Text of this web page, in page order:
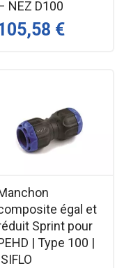
NEZ D100
€
égal et
Sprint pour
| Type 100 |